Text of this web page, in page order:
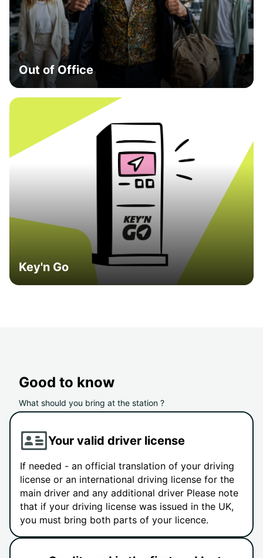
Out of Office
Key'n Go
Good to know
What should you bring at the station ?
Your valid driver license
If needed - an official translation of your driving
license or an international driving license for the
main driver and any additional driver Please note
that if your driving license was issued in the UK,
you must bring both parts of your licence.